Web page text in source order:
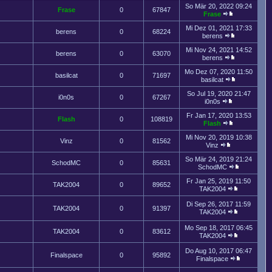
Frase 0 67847
So Mär 20, 2022 09:24
Frase
berens 0 68224
Mi Dez 01, 2021 17:33
berens
berens 0 63070
Mi Nov 24, 2021 14:52
berens
basilcat 0 71697
Mo Dez 07, 2020 11:50
basilcat
i0n0s 0 67267
So Jul 19, 2020 21:47
i0n0s
Flash 0 108819
Fr Jan 17, 2020 13:53
Flash
Vinz 0 81562
Mi Nov 20, 2019 10:38
Vinz
SchodMC 0 85631
So Mär 24, 2019 21:24
SchodMC
TAK2004 0 89652
Fr Jan 25, 2019 11:50
TAK2004
TAK2004 0 91397
Di Sep 26, 2017 11:59
TAK2004
TAK2004 0 83612
Mo Sep 18, 2017 06:45
TAK2004
Finalspace 0 95892
Do Aug 10, 2017 06:47
Finalspace